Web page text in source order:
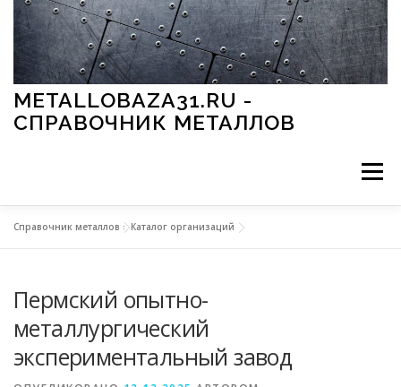
Перейти к содержимому
METALLOBAZA31.RU -
СПРАВОЧНИК МЕТАЛЛОВ
Меню
МЕТАЛЛЫ И ОКРУЖАЮЩАЯ СРЕДА
ПРИМЕНЕНИЕ МЕТАЛЛОВ
Справочник металлов »Каталог организаций
Пермский опытно-
металлургический
экспериментальный завод